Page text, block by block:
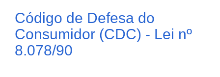
Código de Defesa do
Consumidor (CDC) - Lei nº
8.078/90